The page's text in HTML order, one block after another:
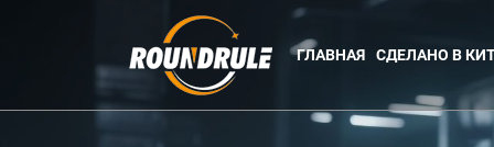
ГЛАВНАЯ СДЕЛАНО В